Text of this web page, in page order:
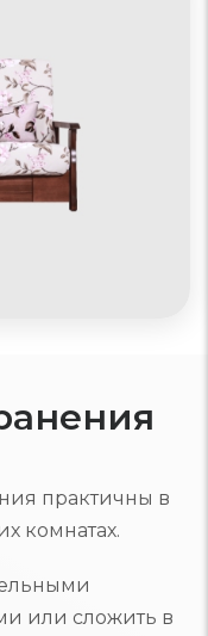
практичны в
комнатах.
или сложить в